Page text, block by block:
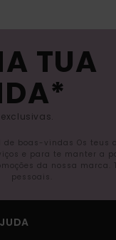
TUA
vindas Os teus
e para te manter
da nossa
pessoais.